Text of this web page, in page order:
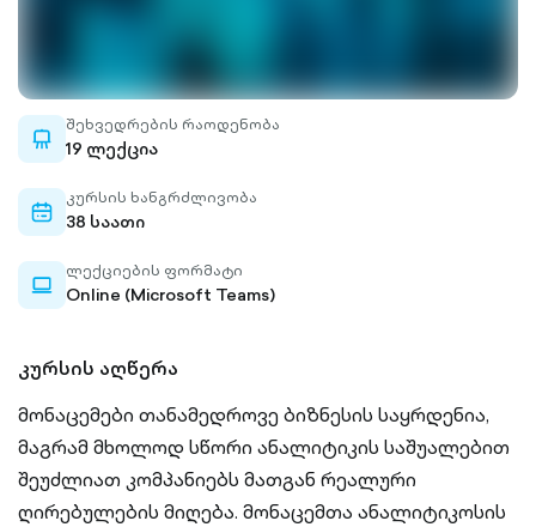
whiteboard-
outlined
შეხვედრების რაოდენობა
19 ლექცია
calendar-
outlined
კურსის ხანგრძლივობა
38 საათი
laptop-
outlined
ლექციების ფორმატი
Online (Microsoft Teams)
კურსის აღწერა
მონაცემები თანამედროვე ბიზნესის საყრდენია,
მაგრამ მხოლოდ სწორი ანალიტიკის საშუალებით
შეუძლიათ კომპანიებს მათგან რეალური
ღირებულების მიღება. მონაცემთა ანალიტიკოსის